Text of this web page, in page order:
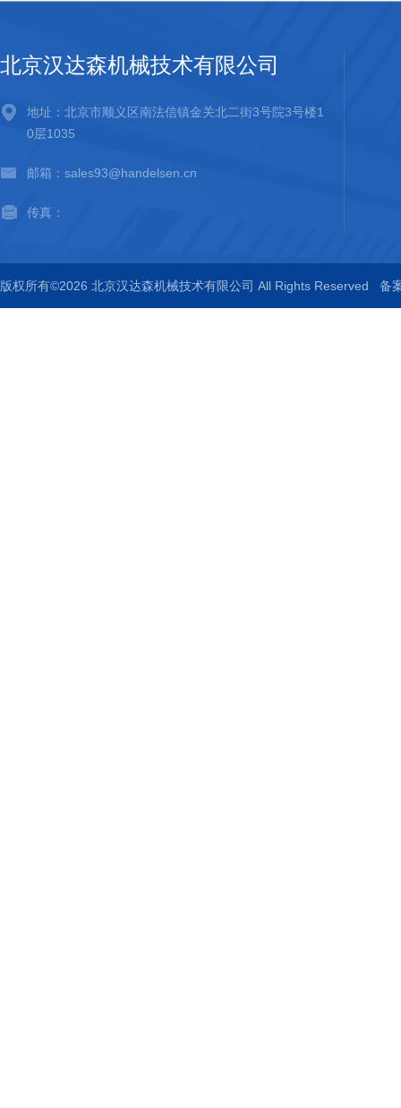
北京汉达森机械技术有限公司
地址：北京市顺义区南法信镇金关北二街3号院3号楼1
0层1035
邮箱：sales93@handelsen.cn
传真：
版权所有©2026 北京汉达森机械技术有限公司 All Rights Reserved 备